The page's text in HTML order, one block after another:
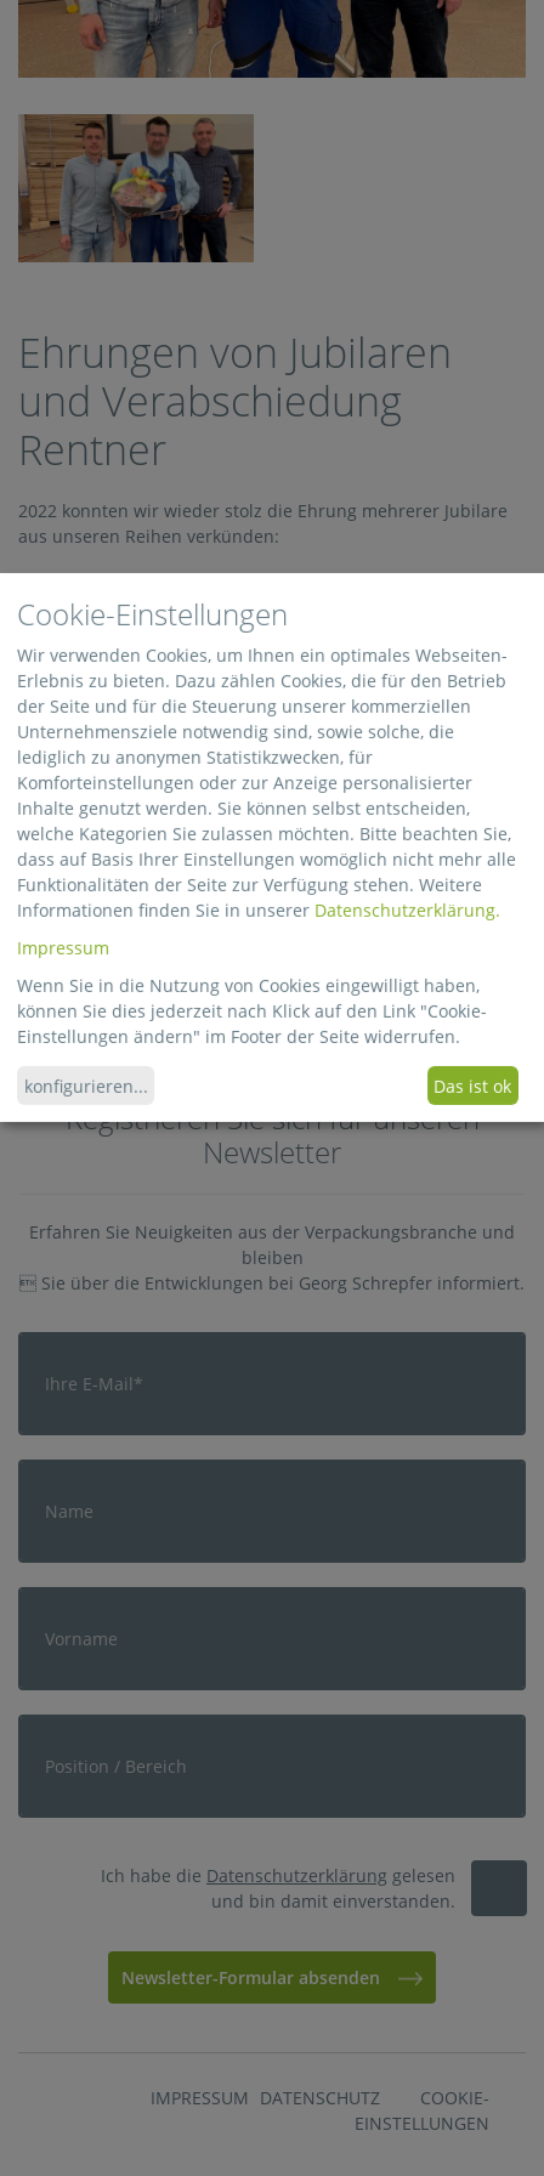
Ehrungen von Jubilaren
und Verabschiedung
Rentner
2022 konnten wir wieder stolz die Ehrung mehrerer Jubilare
aus unseren Reihen verkünden:
Robert Gaab: 20 Jahre Betriebszugehörigkeit
Ralf Sontag: 10 Jahre Betriebszugehörigkeit
Frank Keller: 25 Jahre Betriebszugehörigkeit
Geschäftsführer Thomas Bach und Betriebsleiter Denis Bach
überreichten feierlich auf einer Betriebsversammlung
Urkunden und Geschenke und bedankten sich für die
außergewöhnliche Treue zum Unternehmen. Die
Zuverlässigkeit und langjährige Erfahrung unserer
MitarbeiterInnen sind für uns unverzichtbar und wir sind
dankbar und stolz Mitarbeiter wie Herrn Gaab, Herrn Sontag
und Herrn Keller bei uns zu haben.
Außerdem verabschiedeten wir unsere Mitarbeiter, Peter
Kuhbandner, Josef Hilger und Alfons Stich in den verdienten
Ruhestand. Wir bedanken uns herzlich für den langjährigen
Einsatz und wünschen viele entspannte Renten-Jahre.
01.09.2022
Registrieren Sie sich für unseren
Newsletter
Erfahren Sie Neuigkeiten aus der Verpackungsbranche und
bleiben
 Sie über die Entwicklungen bei Georg Schrepfer informiert.
Ich habe die Datenschutzerklärung gelesen
und bin damit einverstanden.
Newsletter-Formular absenden
IMPRESSUM DATENSCHUTZ
COOKIE-
EINSTELLUNGEN
Cookie-Einstellungen
Wir verwenden Cookies, um Ihnen ein optimales Webseiten-
Erlebnis zu bieten. Dazu zählen Cookies, die für den Betrieb
der Seite und für die Steuerung unserer kommerziellen
Unternehmensziele notwendig sind, sowie solche, die
lediglich zu anonymen Statistikzwecken, für
Komforteinstellungen oder zur Anzeige personalisierter
Inhalte genutzt werden. Sie können selbst entscheiden,
welche Kategorien Sie zulassen möchten. Bitte beachten Sie,
dass auf Basis Ihrer Einstellungen womöglich nicht mehr alle
Funktionalitäten der Seite zur Verfügung stehen. Weitere
Informationen finden Sie in unserer Datenschutzerklärung.
Impressum
Wenn Sie in die Nutzung von Cookies eingewilligt haben,
können Sie dies jederzeit nach Klick auf den Link "Cookie-
Einstellungen ändern" im Footer der Seite widerrufen.
konfigurieren... Das ist ok